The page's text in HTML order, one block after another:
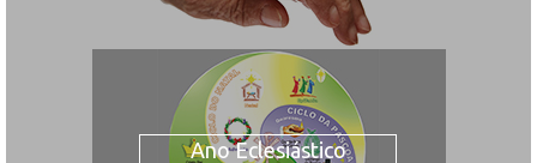
Ano Eclesiástico